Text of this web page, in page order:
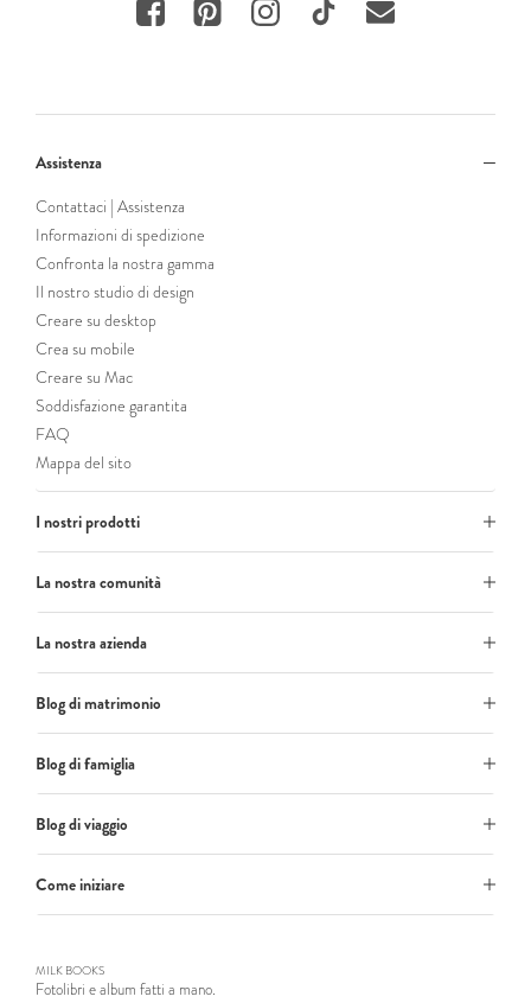
Assistenza
Contattaci | Assistenza
Informazioni di spedizione
Confronta la nostra gamma
Il nostro studio di design
Creare su desktop
Crea su mobile
Creare su Mac
Soddisfazione garantita
FAQ
Mappa del sito
I nostri prodotti
La nostra comunità
La nostra azienda
Blog di matrimonio
Blog di famiglia
Blog di viaggio
Come iniziare
MILK BOOKS
Fotolibri e album fatti a mano.